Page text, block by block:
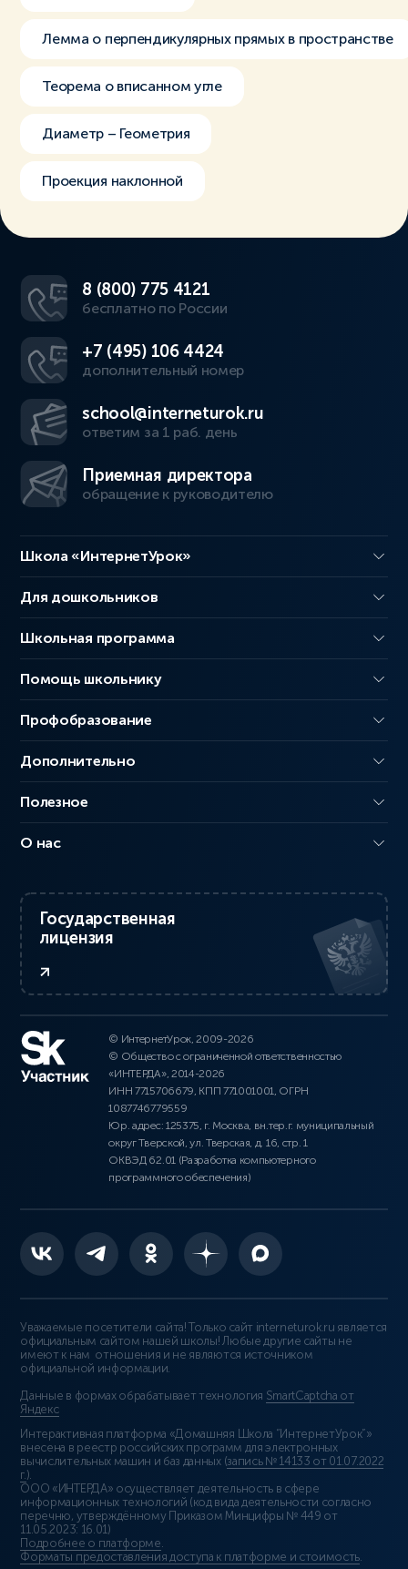
Лемма о перпендикулярных прямых в пространстве
Теорема о вписанном угле
Диаметр – Геометрия
Проекция наклонной
8 (800) 775 4121
бесплатно по России
+7 (495) 106 4424
дополнительный номер
school@interneturok.ru
ответим за 1 раб. день
Приемная директора
обращение к руководителю
Школа «ИнтернетУрок»
Для дошкольников
Школьная программа
Помощь школьнику
Профобразование
Дополнительно
Полезное
О нас
Государственная
лицензия
© ИнтернетУрок, 2009-2026
© Общество с ограниченной ответственностью
«ИНТЕРДА», 2014-2026
ИНН 7715706679, КПП 771001001, ОГРН
1087746779559
Юр. адрес: 125375, г. Москва, вн.тер.г. муниципальный
округ Тверской, ул. Тверская, д. 16, стр. 1
ОКВЭД 62.01 (Разработка компьютерного
программного обеспечения)
Уважаемые посетители сайта! Только сайт interneturok.ru является
официальным сайтом нашей школы! Любые другие сайты не
имеют к нам отношения и не являются источником
официальной информации.
Данные в формах обрабатывает технология SmartCaptcha от
Яндекс
Интерактивная платформа «Домашняя Школа “ИнтернетУрок”»
внесена в реестр российских программ для электронных
вычислительных машин и баз данных (запись № 14133 от 01.07.2022
г.).
ООО «ИНТЕРДА» осуществляет деятельность в сфере
информационных технологий (код вида деятельности согласно
перечню, утверждённому Приказом Минцифры № 449 от
11.05.2023: 16.01)
Подробнее о платформе.
Форматы предоставления доступа к платформе и стоимость.